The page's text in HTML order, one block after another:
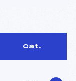
Cat.